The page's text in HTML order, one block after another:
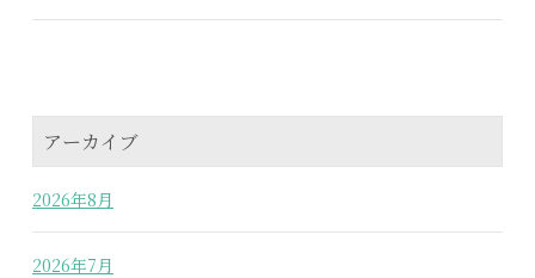
アーカイブ
2026年8月
2026年7月